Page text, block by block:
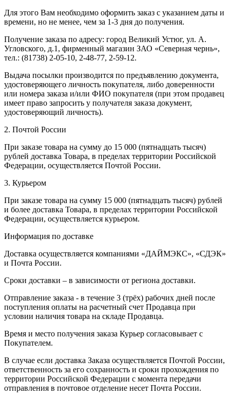
Для этого Вам необходимо оформить заказ с указанием даты и
времени, но не менее, чем за 1-3 дня до получения.
Получение заказа по адресу: город Великий Устюг, ул. А.
Угловского, д.1, фирменный магазин ЗАО «Северная чернь»,
тел.: (81738) 2-05-10, 2-48-77, 2-59-12.
Выдача посылки производится по предъявлению документа,
удостоверяющего личность покупателя, либо доверенности
или номера заказа и/или ФИО покупателя (при этом продавец
имеет право запросить у получателя заказа документ,
удостоверяющий личность).
2. Почтой России
При заказе товара на сумму до 15 000 (пятнадцать тысяч)
рублей доставка Товара, в пределах территории Российской
Федерации, осуществляется Почтой России.
3. Курьером
При заказе товара на сумму 15 000 (пятнадцать тысяч) рублей
и более доставка Товара, в пределах территории Российской
Федерации, осуществляется курьером.
Информация по доставке
Доставка осуществляется компаниями «ДАЙМЭКС», «СДЭК»
и Почта России.
Сроки доставки – в зависимости от региона доставки.
Отправление заказа - в течение 3 (трёх) рабочих дней после
поступления оплаты на расчетный счет Продавца при
условии наличия товара на складе Продавца.
Время и место получения заказа Курьер согласовывает с
Покупателем.
В случае если доставка Заказа осуществляется Почтой России,
ответственность за его сохранность и сроки прохождения по
территории Российской Федерации с момента передачи
отправления в почтовое отделение несет Почта России.